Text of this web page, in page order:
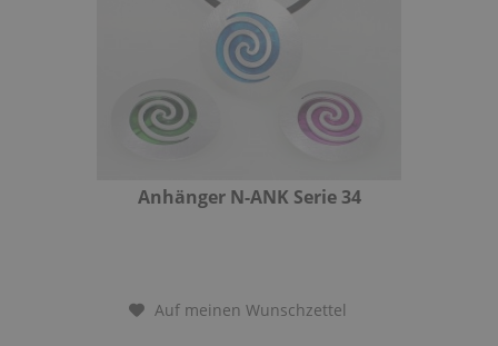
Anhänger N-ANK Serie 34
Auf meinen Wunschzettel